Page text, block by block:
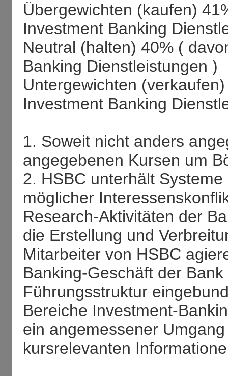
Übergewichten (kaufen)
Investment Banking
Neutral (halten) 40% (
Banking Dienstleistungen )
Untergewichten
Investment Banking
1. Soweit nicht anders
angegebenen Kursen um
2. HSBC unterhält
möglicher
Research-Aktivitäten der
die Erstellung und
Mitarbeiter von HSBC
Banking-Geschäft der
Führungsstruktur
Bereiche Investment-
ein angemessener
kursrelevanten